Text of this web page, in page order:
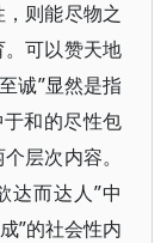
则能尽物之
可以赞天地
诚”显然是指
和的尽性包
层次内容。
达而达人”中
”的社会性内